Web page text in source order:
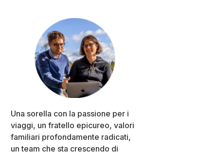
Primary
Sidebar
Una sorella con la passione per i
viaggi, un fratello epicureo, valori
familiari profondamente radicati,
un team che sta crescendo di